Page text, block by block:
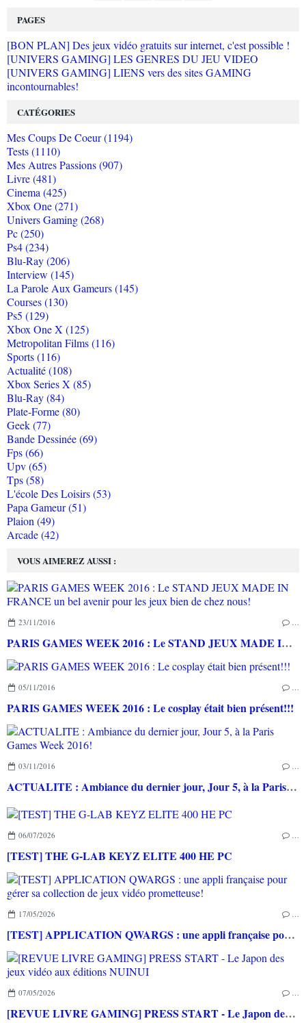
VOUS AIMEREZ AUSSI :
23/11/2016
PARIS GAMES WEEK 2016 : Le STAND JEUX MADE IN FRANCE un bel avenir pour les jeux bien de chez nous!
05/11/2016
PARIS GAMES WEEK 2016 : Le cosplay était bien présent!!!
03/11/2016
ACTUALITE : Ambiance du dernier jour, Jour 5, à la Paris Games Week 2016!
06/07/2026
[TEST] THE G-LAB KEYZ ELITE 400 HE PC
17/05/2026
[TEST] APPLICATION QWARGS : une appli française pour gérer sa collection de jeux vidéo prometteuse!
07/05/2026
[REVUE LIVRE GAMING] PRESS START - Le Japon des jeux vidéo aux éditions NUINUI
PAGES
[BON PLAN] Des jeux vidéo gratuits sur internet, c'est possible !
[UNIVERS GAMING] LES GENRES DU JEU VIDEO
[UNIVERS GAMING] LIENS vers des sites GAMING
incontournables!
CATÉGORIES
Mes Coups De Coeur (1194)
Tests (1110)
Mes Autres Passions (907)
Livre (481)
Cinema (425)
Xbox One (271)
Univers Gaming (268)
Pc (250)
Ps4 (234)
Blu-Ray (206)
Interview (145)
La Parole Aux Gameurs (145)
Courses (130)
Ps5 (129)
Xbox One X (125)
Metropolitan Films (116)
Sports (116)
Actualité (108)
Xbox Series X (85)
Blu-Ray (84)
Plate-Forme (80)
Geek (77)
Bande Dessinée (69)
Fps (66)
Upv (65)
Tps (58)
L'école Des Loisirs (53)
Papa Gameur (51)
Plaion (49)
Arcade (42)